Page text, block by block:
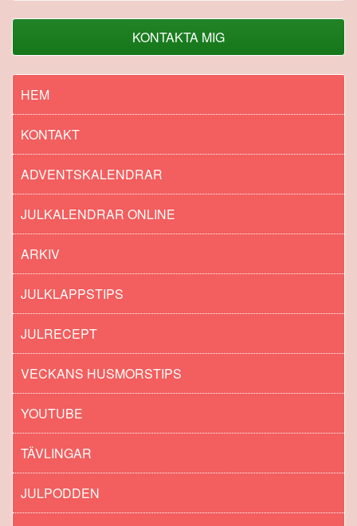
KONTAKTA MIG
HEM
KONTAKT
ADVENTSKALENDRAR
JULKALENDRAR ONLINE
ARKIV
JULKLAPPSTIPS
JULRECEPT
VECKANS HUSMORSTIPS
YOUTUBE
TÄVLINGAR
JULPODDEN